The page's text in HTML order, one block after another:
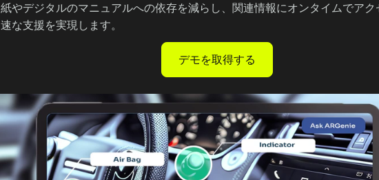
紙やデジタルのマニュアルへの依存を減らし、関連情報にオンタイムでアク
速な支援を実現します。
デモを取得する